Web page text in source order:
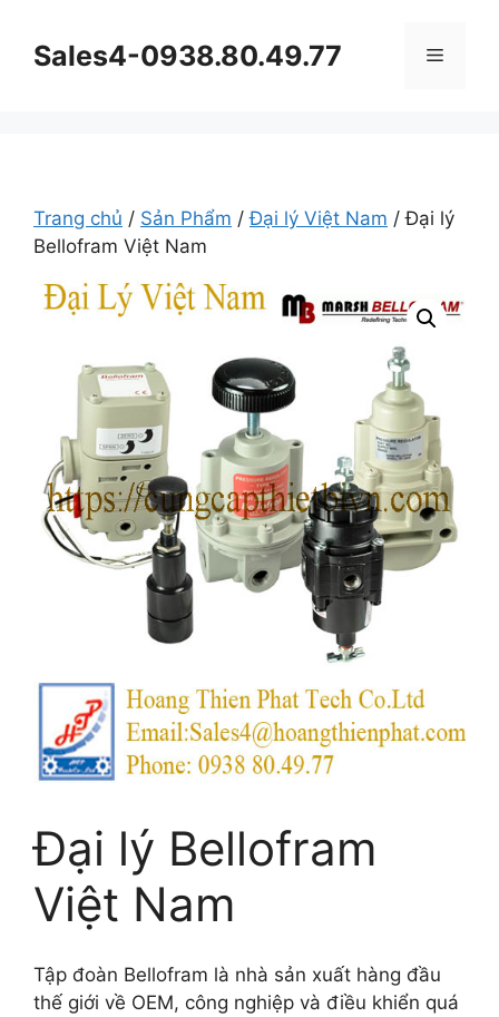
Sales4-0938.80.49.77 Menu
Trang chủ / Sản Phẩm /Đại lý Việt Nam / Đại lý
Bellofram Việt Nam
Đại lý Bellofram
Việt Nam
Tập đoàn Bellofram là nhà sản xuất hàng đầu
thế giới về OEM, công nghiệp và điều khiển quá